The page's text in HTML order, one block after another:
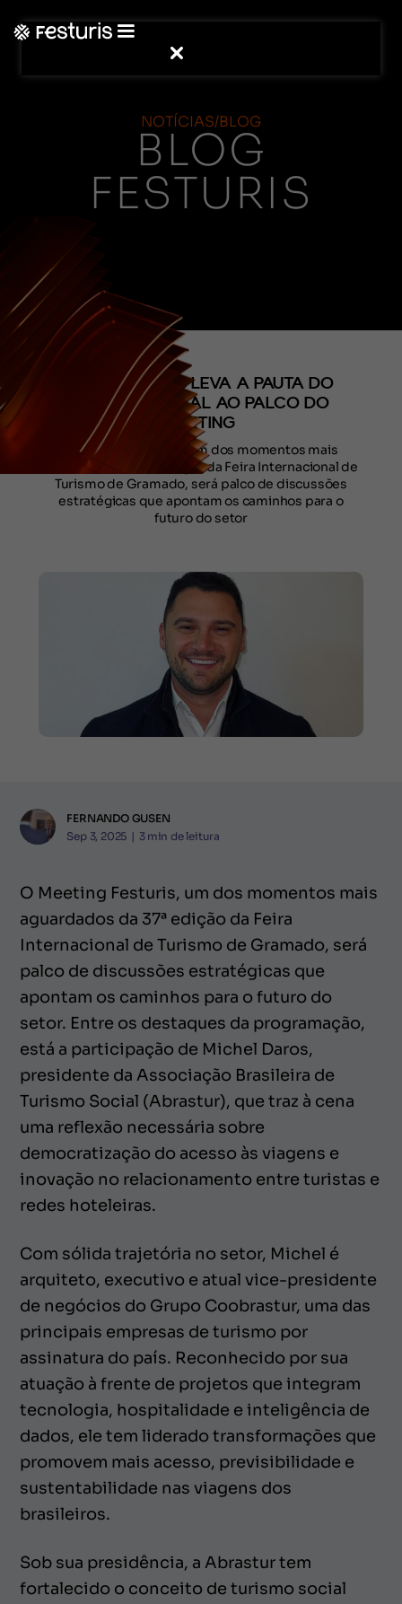
NOTÍCIAS/BLOG
BLOG
FESTURIS
(CONTEÚDO)
MICHEL DAROS LEVA A PAUTA DO
TURISMO SOCIAL AO PALCO DO
MEETING
O Meeting Festuris, um dos momentos mais
aguardados da 37ª edição da Feira Internacional de
Turismo de Gramado, será palco de discussões
estratégicas que apontam os caminhos para o
futuro do setor
FERNANDO GUSEN
Sep 3, 2025 | 3 min de leitura
O Meeting Festuris, um dos momentos mais
aguardados da 37ª edição da Feira
Internacional de Turismo de Gramado, será
palco de discussões estratégicas que
apontam os caminhos para o futuro do
setor. Entre os destaques da programação,
está a participação de Michel Daros,
presidente da Associação Brasileira de
Turismo Social (Abrastur), que traz à cena
uma reflexão necessária sobre
democratização do acesso às viagens e
inovação no relacionamento entre turistas e
redes hoteleiras.
Com sólida trajetória no setor, Michel é
arquiteto, executivo e atual vice-presidente
de negócios do Grupo Coobrastur, uma das
principais empresas de turismo por
assinatura do país. Reconhecido por sua
atuação à frente de projetos que integram
tecnologia, hospitalidade e inteligência de
dados, ele tem liderado transformações que
promovem mais acesso, previsibilidade e
sustentabilidade nas viagens dos
brasileiros.
Sob sua presidência, a Abrastur tem
fortalecido o conceito de turismo social